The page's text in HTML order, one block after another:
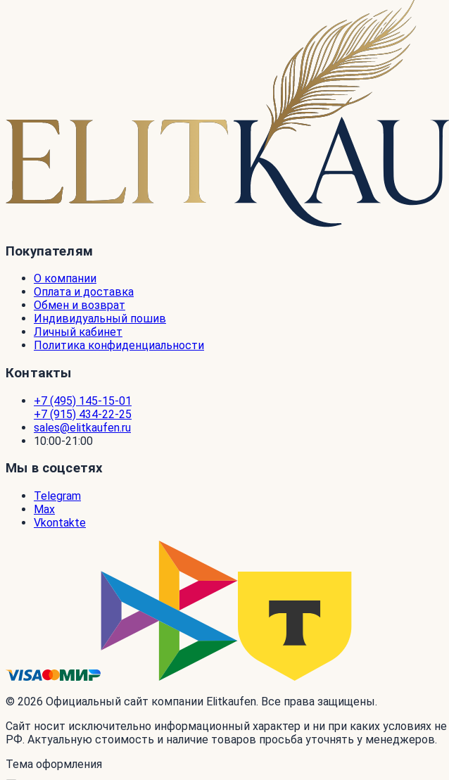
Покупателям
О компании
Оплата и доставка
Обмен и возврат
Индивидуальный пошив
Личный кабинет
Политика конфиденциальности
Контакты
+7 (495) 145-15-01
+7 (915) 434-22-25
sales@elitkaufen.ru
10:00-21:00
Мы в соцсетях
Telegram
Max
Vkontakte
© 2026 Официальный сайт компании Elitkaufen. Все права защищены.
Сайт носит исключительно информационный характер и ни при каких условиях
РФ. Актуальную стоимость и наличие товаров просьба уточнять у менеджеров.
Тема оформления